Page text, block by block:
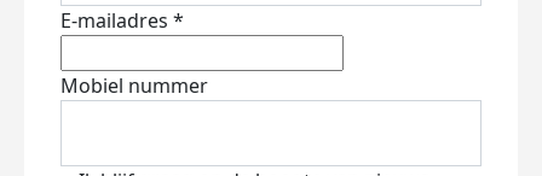
E-mailadres *
Mobiel nummer